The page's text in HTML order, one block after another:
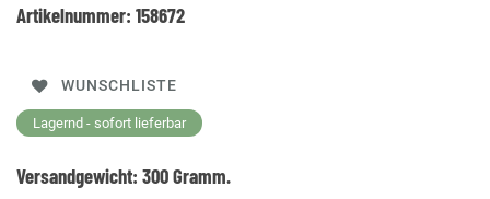
Artikelnummer: 158672
WUNSCHLISTE
Lagernd - sofort lieferbar
Versandgewicht: 300Gramm.